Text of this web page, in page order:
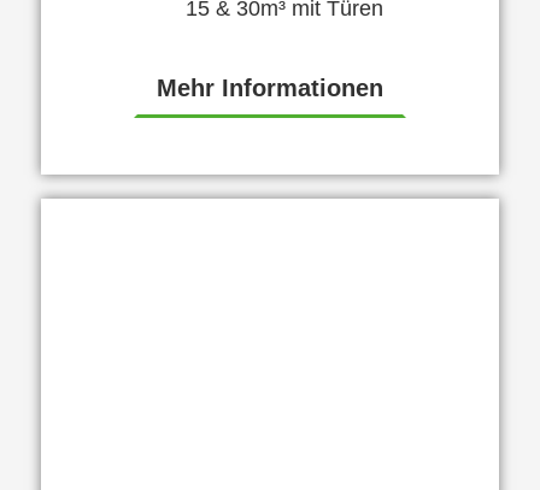
15 & 30m³ mit Türen
Mehr Informationen